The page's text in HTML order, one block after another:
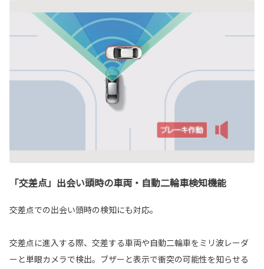
「交差点」出会い頭時の車両・自動二輪車検知機能
交差点での出会い頭時の検知にも対応。
交差点に進入する際、交差する車両や自動二輪車をミリ波レーダ
ーと単眼カメラで検出。ブザーと表示で衝突の可能性を知らせる